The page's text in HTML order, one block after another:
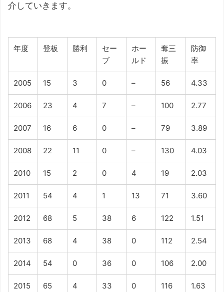
介していきます。
年度 登板 勝利
セー
ブ
ホー
ルド
奪三
振
防御
率
2005 15 3 0 – 56 4.33
2006 23 4 7 – 100 2.77
2007 16 6 0 – 79 3.89
2008 22 11 0 – 130 4.03
2010 15 2 0 4 19 2.03
2011 54 4 1 13 71 3.60
2012 68 5 38 6 122 1.51
2013 68 4 38 0 112 2.54
2014 54 0 36 0 106 2.00
2015 65 4 33 0 116 1.63